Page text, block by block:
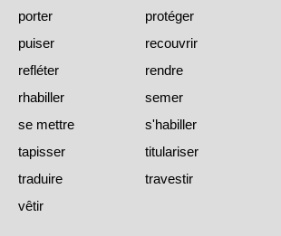
porter
protéger
puiser
recouvrir
refléter
rendre
rhabiller
semer
se mettre
s'habiller
tapisser
titulariser
traduire
travestir
vêtir